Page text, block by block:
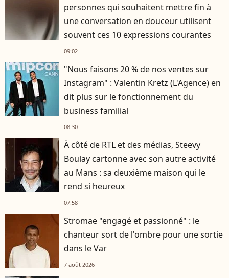
personnes qui souhaitent mettre fin à
une conversation en douceur utilisent
souvent ces 10 expressions courantes
09:02
"Nous faisons 20 % de nos ventes sur
Instagram" : Valentin Kretz (L'Agence) en
dit plus sur le fonctionnement du
business familial
08:30
À côté de RTL et des médias, Steevy
Boulay cartonne avec son autre activité
au Mans : sa deuxième maison qui le
rend si heureux
07:58
Stromae "engagé et passionné" : le
chanteur sort de l'ombre pour une sortie
dans le Var
7 août 2026